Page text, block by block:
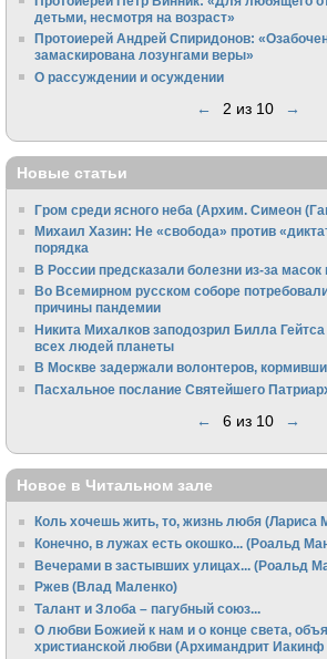
детьми, несмотря на возраст»
Протоиерей Андрей Спиридонов:
замаскирована лозунгами веры»
О рассуждении и осуждении
← 2 из 10 →
Новые статьи
Гром среди ясного неба (Архим. Симеон
Михаил Хазин: Не «свобода» против
порядка
В России предсказали болезни из-за масок
Во Всемирном русском соборе
причины пандемии
Никита Михалков заподозрил Билла
всех людей планеты
В Москве задержали волонтеров,
Пасхальное послание Святейшего
← 6 из 10 →
Новое в Читальном зале
Коль хочешь жить, то, жизнь любя (Лариса
Конечно, в лужах есть окошко... (Роальд
Вечерами в застывших улицах... (Роальд
Ржев (Влад Маленко)
Талант и Злоба – пагубный союз...
О любви Божией к нам и о конце света,
христианской любви (Архимандрит Иакинф